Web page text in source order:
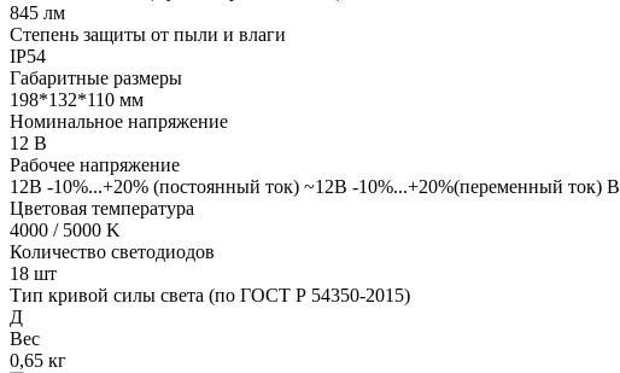
845 лм
Степень защиты от пыли и влаги
IP54
Габаритные размеры
198*132*110 мм
Номинальное напряжение
12 В
Рабочее напряжение
12В -10%...+20% (постоянный ток) ~12В -10%...+20%(переменный ток) В
Цветовая температура
4000 / 5000 K
Количество светодиодов
18 шт
Тип кривой силы света (по ГОСТ Р 54350-2015)
Д
Вес
0,65 кг